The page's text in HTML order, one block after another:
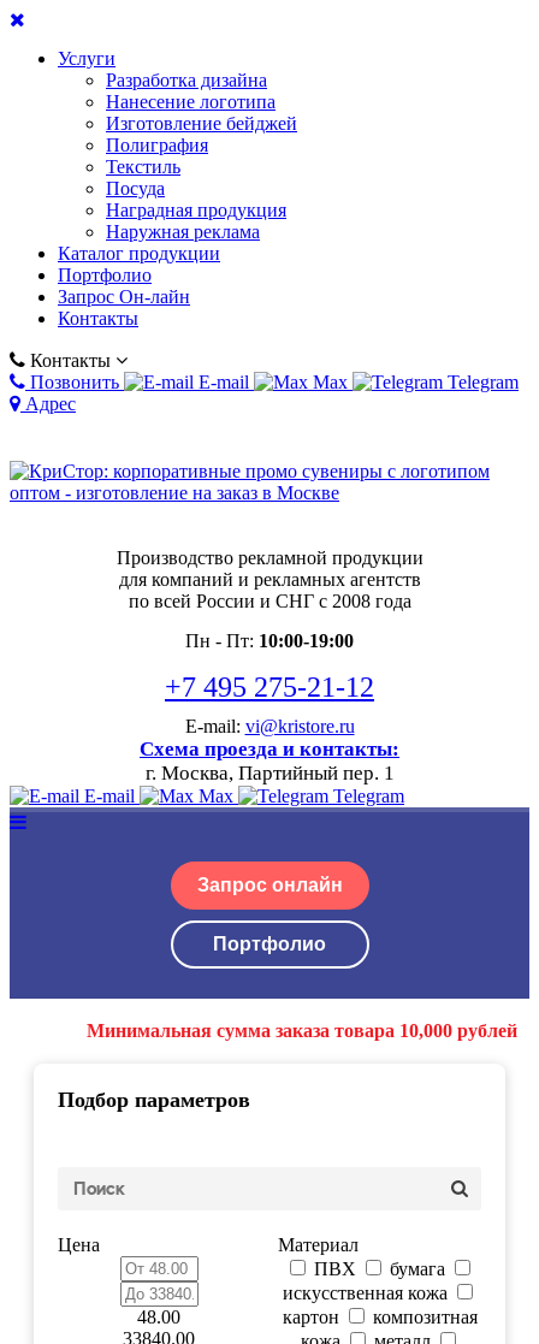
Услуги
Разработка дизайна
Нанесение логотипа
Изготовление бейджей
Полиграфия
Текстиль
Посуда
Наградная продукция
Наружная реклама
Каталог продукции
Портфолио
Запрос Он-лайн
Контакты
Контакты
Позвонить
E-mail Max
Telegram
Адрес
Производство рекламной продукции
для компаний и рекламных агентств
по всей России и СНГ с 2008 года
Пн - Пт: 10:00-19:00
+7 495 275-21-12
E-mail: vi@kristore.ru
Схема проезда и контакты:
г. Москва, Партийный пер. 1
E-mail Max Telegram
Запрос онлайн
Портфолио
Минимальная сумма заказа товара 10,000 рублей
Подбор параметров
Цена
48.00
33840.00
Материал
ПВХ
бумага
искусственная кожа
картон
композитная